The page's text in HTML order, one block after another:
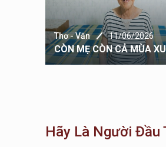
Thơ - Văn 11/06/2026
CÒN MẸ CÒN CẢ MÙA
Hãy Là Người Đầu